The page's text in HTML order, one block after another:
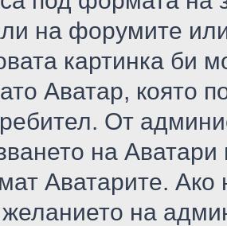
на форумите
картинка би
Аватар, която
От
на
Аватарите.
на